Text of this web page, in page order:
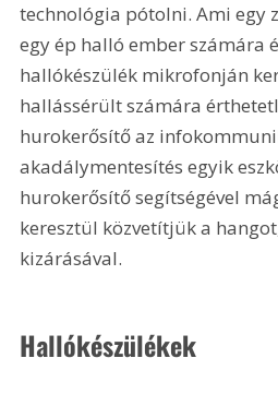
technológia pótolni. Ami egy
egy ép halló ember számára
hallókészülék mikrofonján
hallássérült számára
hurokerősítő az
akadálymentesítés egyik
hurokerősítő segítségével
keresztül közvetítjük a
kizárásával.
Hallókészülékek